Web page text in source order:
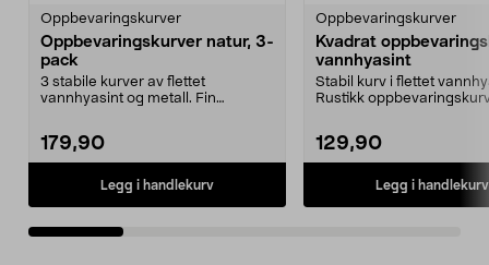
Oppbevaringskurver
Oppbevaringskurver natur, 3-
pack
3 stabile kurver av flettet
vannhyasint og metall. Fin
179,90
Legg i handlekurv
Oppbevaringskurver
Kvadrat
vannhyasint
Stabil kurv i flettet
Rustikk
129,90
Legg i handlekurv